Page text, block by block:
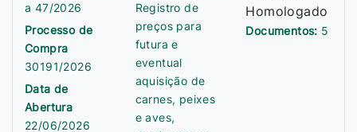
a 47/2026
Processo de
Compra
30191/2026
Data de
Abertura
22/06/2026
Registro de
preços para
futura e
eventual
aquisição de
carnes, peixes
e aves,
Homologado
Documentos: 5